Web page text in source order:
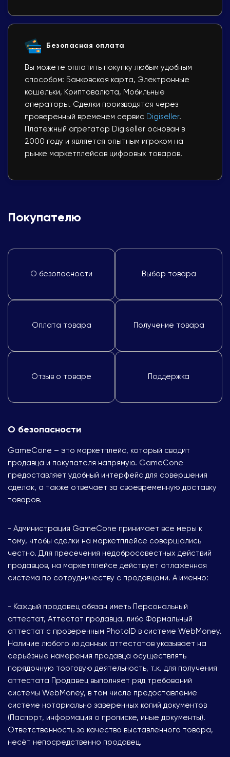
Безопасная оплата
Вы можете оплатить покупку любым удобным
способом: Банковская карта, Электронные
кошельки, Криптовалюта, Мобильные
операторы. Сделки производятся через
проверенный временем сервис
Digiseller.
Платежный агрегатор Digiseller основан в
2000 году и является опытным игроком на
рынке маркетплейсов цифровых товаров.
Покупателю
О безопасности Выбор товара
Оплата товара Получение товара
Отзыв о товаре Поддержка
О безопасности
GameCone – это маркетплейс, который сводит
продавца и покупателя напрямую. GameCone
предоставляет удобный интерфейс для совершения
сделок, а также отвечает за своевременную доставку
товаров.
- Администрация GameCone принимает все меры к
тому, чтобы сделки на маркетплейсе совершались
честно. Для пресечения недобросовестных действий
продавцов, на маркетплейсе действует отлаженная
система по сотрудничеству с продавцами. А именно:
- Каждый продавец обязан иметь Персональный
аттестат, Аттестат продавца, либо Формальный
аттестат с проверенным PhotoID в системе WebMoney.
Наличие любого из данных аттестатов указывает на
серьёзные намерения продавца осуществлять
порядочную торговую деятельность, т.к. для получения
аттестата Продавец выполняет ряд требований
системы WebMoney, в том числе предоставление
системе нотариально заверенных копий документов
(Паспорт, информация о прописке, иные документы).
Ответственность за качество выставленного товара,
несёт непосредственно продавец.